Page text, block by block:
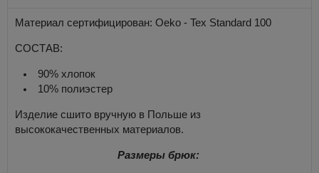
Материал сертифицирован: Oeko - Tex Standard 100
СОСТАВ:
90% хлопок
10% полиэстер
Изделие сшито вручную в Польше из
высококачественных материалов.
Размеры брюк: